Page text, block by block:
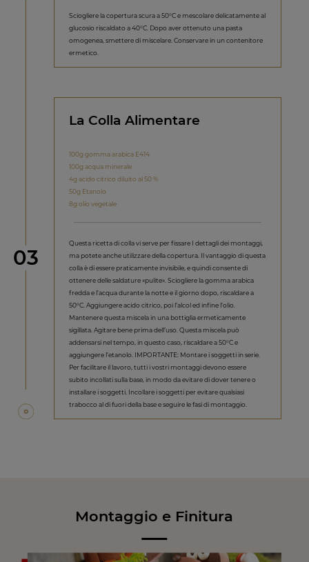
Sciogliere la copertura scura a 50°C e mescolare delicatamente al
glucosio riscaldato a 40°C. Dopo aver ottenuto una pasta
omogenea, smettere di miscelare. Conservare in un contenitore
ermetico.
Step
03
La Colla Alimentare
100g gomma arabica E414
100g acqua minerale
4g acido citrico diluito al 50 %
50g Etanolo
8g olio vegetale
Questa ricetta di colla vi serve per fissare I dettagli dei montaggi,
ma potete anche utilizzare della copertura. Il vantaggio di questa
colla è di essere praticamente invisibile, e quindi consente di
ottenere delle saldature «pulite». Sciogliere la gomma arabica
fredda e l’acqua durante la notte e il giorno dopo, riscaldare a
50°C. Aggiungere acido citrico, poi l’alcol ed infine l’olio.
Mantenere questa miscela in una bottiglia ermeticamente
sigillata. Agitare bene prima dell’uso. Questa miscela può
addensarsi nel tempo, in questo caso, riscaldare a 50°C e
aggiungere l’etanolo. IMPORTANTE: Montare i soggetti in serie.
Per facilitare il lavoro, tutti i vostri montaggi devono essere
subito incollati sulla base, in modo da evitare di dover tenere o
installare i soggetti. Incollare i soggetti per evitare qualsiasi
trabocco al di fuori della base e seguire le fasi di montaggio.
Montaggio e Finitura